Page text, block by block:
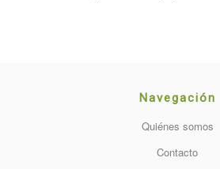
Navegación
Quiénes somos
Contacto